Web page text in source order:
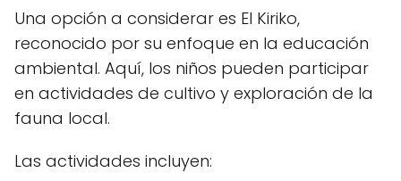
Una opción a considerar es El Kiriko,
reconocido por su enfoque en la educación
ambiental. Aquí, los niños pueden participar
en actividades de cultivo y exploración de la
fauna local.
Las actividades incluyen: